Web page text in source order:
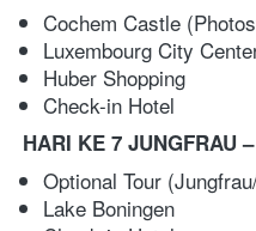
Cochem Castle
Luxembourg City
Huber Shopping
Check-in Hotel
HARI KE 7 JUNGFRAU
Optional Tour
Lake Boningen